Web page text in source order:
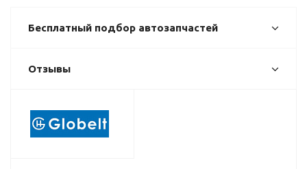
Бесплатный подбор автозапчастей
Отзывы